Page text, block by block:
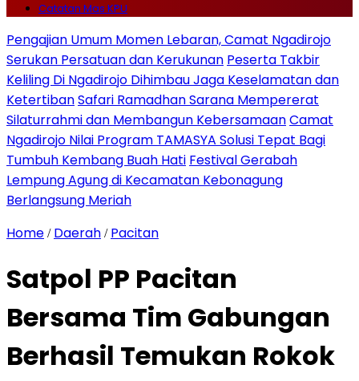
Catatan Mas KPU
Pengajian Umum Momen Lebaran, Camat Ngadirojo
Serukan Persatuan dan Kerukunan Peserta Takbir
Keliling Di Ngadirojo Dihimbau Jaga Keselamatan dan
KetertibanSafari Ramadhan Sarana Mempererat
Silaturrahmi dan Membangun KebersamaanCamat
Ngadirojo Nilai Program TAMASYA Solusi Tepat Bagi
Tumbuh Kembang Buah Hati Festival Gerabah
Lempung Agung di Kecamatan Kebonagung
Berlangsung Meriah
Home / Daerah / Pacitan
Satpol PP Pacitan
Bersama Tim Gabungan
Berhasil Temukan Rokok